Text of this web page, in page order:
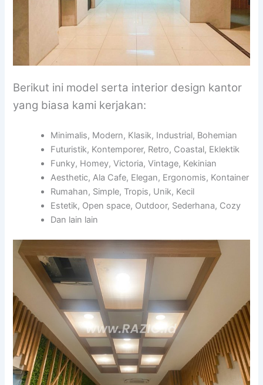
Berikut ini model serta interior design kantor
yang biasa kami kerjakan:
Minimalis, Modern, Klasik, Industrial, Bohemian
Futuristik, Kontemporer, Retro, Coastal, Eklektik
Funky, Homey, Victoria, Vintage, Kekinian
Aesthetic, Ala Cafe, Elegan, Ergonomis, Kontainer
Rumahan, Simple, Tropis, Unik, Kecil
Estetik, Open space, Outdoor, Sederhana, Cozy
Dan lain lain